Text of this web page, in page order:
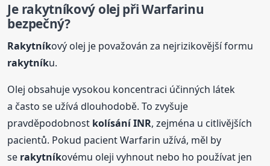
Je rakytníkový olej při Warfarinu
bezpečný?
Rakytníkový olej je považován za nejrizikovější formu
rakytníku.
Olej obsahuje vysokou koncentraci účinných látek
a často se užívá dlouhodobě. To zvyšuje
pravděpodobnost kolísání INR, zejména u citlivějších
pacientů. Pokud pacient Warfarin užívá, měl by
se rakytníkovému oleji vyhnout nebo ho používat jen